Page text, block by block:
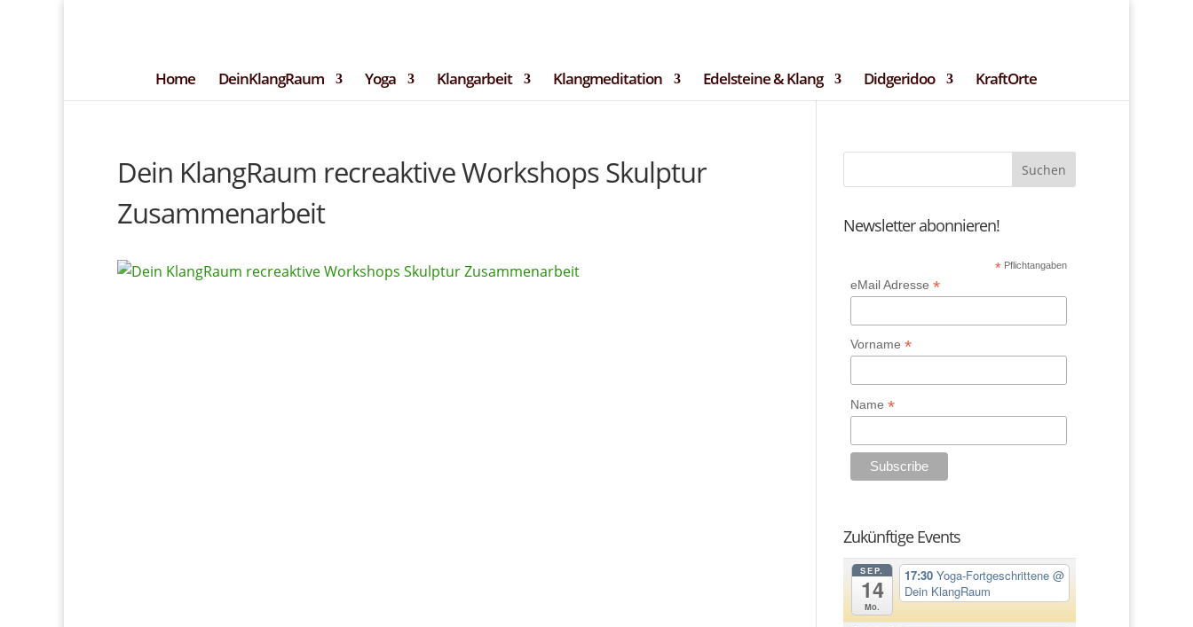
Home DeinKlangRaum Yoga Klangarbeit Klangmeditation Edelsteine & Klang Didgeridoo KraftOrte
Dein KlangRaum recreaktive Workshops Skulptur
Zusammenarbeit
Newsletter abonnieren!
*Pflichtangaben
eMail Adresse*
Vorname*
Name*
Zukünftige Events
SEP.
14
Mo.
17:30 Yoga-Fortgeschrittene @
Dein KlangRaum